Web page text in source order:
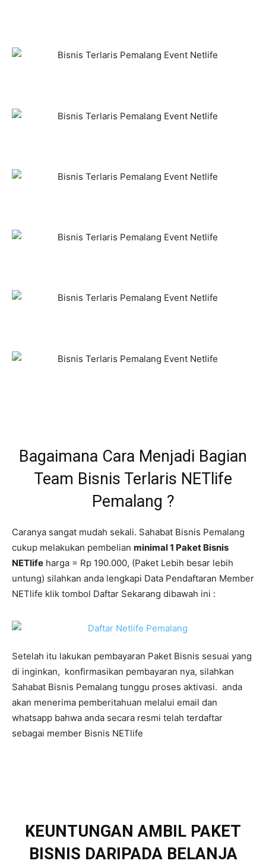
Bagaimana Cara Menjadi Bagian
Team Bisnis Terlaris NETlife
Pemalang ?
Caranya sangat mudah sekali. Sahabat Bisnis Pemalang
cukup melakukan pembelian minimal 1 Paket Bisnis
NETlife harga = Rp 190.000, (Paket Lebih besar lebih
untung) silahkan anda lengkapi Data Pendaftaran Member
NETlife klik tombol Daftar Sekarang dibawah ini :
Setelah itu lakukan pembayaran Paket Bisnis sesuai yang
di inginkan, konfirmasikan pembayaran nya, silahkan
Sahabat Bisnis Pemalang tunggu proses aktivasi. anda
akan menerima pemberitahuan melalui email dan
whatsapp bahwa anda secara resmi telah terdaftar
sebagai member Bisnis NETlife
KEUNTUNGAN AMBIL PAKET
BISNIS DARIPADA BELANJA